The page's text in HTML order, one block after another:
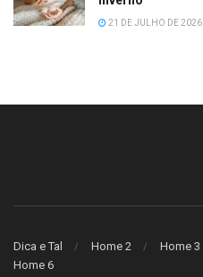
21 DE JULHO DE 2026
Dica e Tal Home 2 Home 3
Home 6